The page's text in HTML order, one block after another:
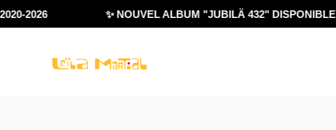
2026 ✨ NOUVEL ALBUM "JUBILÄ 432" DISPONIBLE !